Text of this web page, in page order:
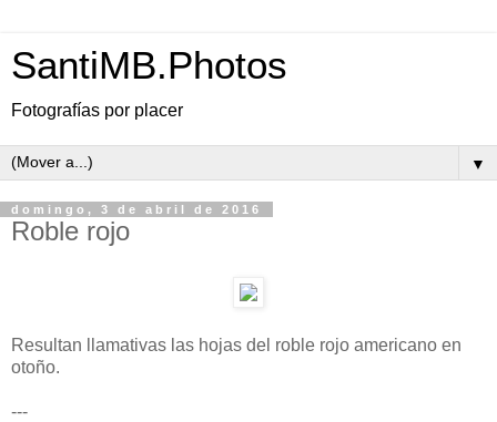
SantiMB.Photos
Fotografías por placer
▼
domingo, 3 de abril de 2016
Roble rojo
Resultan llamativas las hojas del roble rojo americano en
otoño.
---